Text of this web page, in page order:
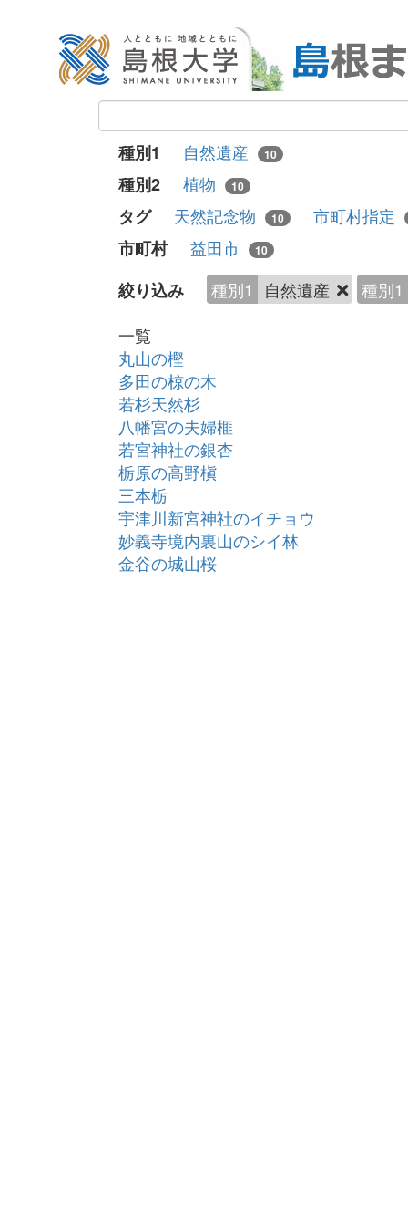
種別1 自然遺産 10
種別2 植物 10
タグ 天然記念物 10
市町村指定
市町村
益田市 10
絞り込み 種別1 自然遺産
種別1
一覧
丸山の樫
多田の椋の木
若杉天然杉
八幡宮の夫婦榧
若宮神社の銀杏
栃原の高野槇
三本栃
宇津川新宮神社のイチョウ
妙義寺境内裏山のシイ林
金谷の城山桜